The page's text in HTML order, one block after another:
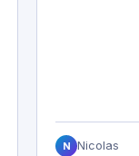
N Nicolas